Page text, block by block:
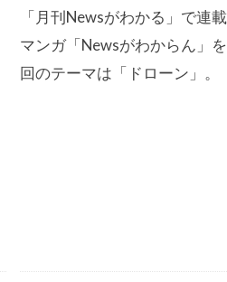
「月刊Newsがわかる」で連
マンガ「Newsがわからん」
回のテーマは「ドローン」。